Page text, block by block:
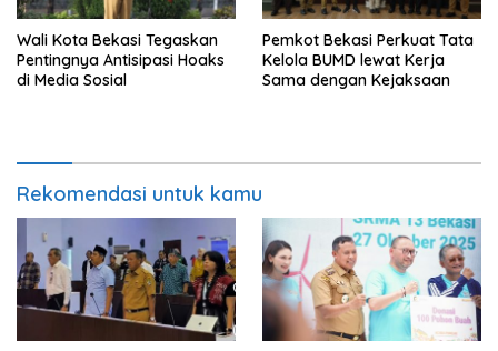
Wali Kota Bekasi Tegaskan
Pentingnya Antisipasi Hoaks
di Media Sosial
Pemkot Bekasi Perkuat Tata
Kelola BUMD lewat Kerja
Sama dengan Kejaksaan
Rekomendasi untuk kamu